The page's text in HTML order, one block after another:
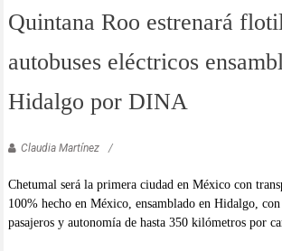
Quintana Roo estrenará
autobuses eléctricos
Hidalgo por DINA
Claudia Martínez
Chetumal será la primera ciudad en México con
100% hecho en México, ensamblado en Hidalgo,
pasajeros y autonomía de hasta 350 kilómetros por